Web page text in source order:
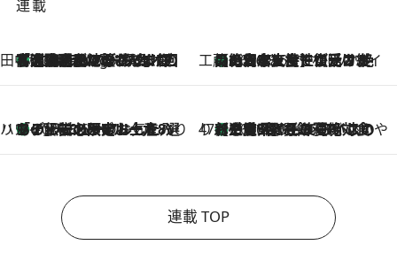
連載
田中稲の勝手に再ブーム
2 Hours Ago
「湘南乃風に憧れて」観客大盛上がりの“タオル回し”に、ラッパー顔負けの高速歌唱まで…さだまさし（74）のアグレッシブすぎる現在地 工藤まやのおもてなしハワイ
2026.8.6
【ハワイ土産】ローカルの絶大な支持で復活！ 絶品の幻クッキー《元ファンの日本人女性が受け継いだ名店》
ハワイ賢者 リサのお気に入りリスト2026.8.6
あの伝説の限定トートも！ リニューアルした「ディーン＆デルーカ ハワイ」で必須のお土産8選 47都道府県の手みやげ ひんやりスイーツで夏を満喫
2026.8.6
【三重県】この夏絶対食べたい 冷やしておいしいおやつ3選 お餅×アイスの新感覚スイーツ
連載 TOP